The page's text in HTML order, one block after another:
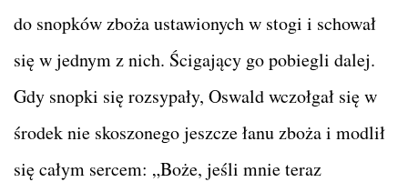
do snopków zboża ustawionych w stogi i schował
się w jednym z nich. Ścigający go pobiegli dalej.
Gdy snopki się rozsypały, Oswald wczołgał się w
środek nie skoszonego jeszcze łanu zboża i modlił
się całym sercem: „Boże, jeśli mnie teraz